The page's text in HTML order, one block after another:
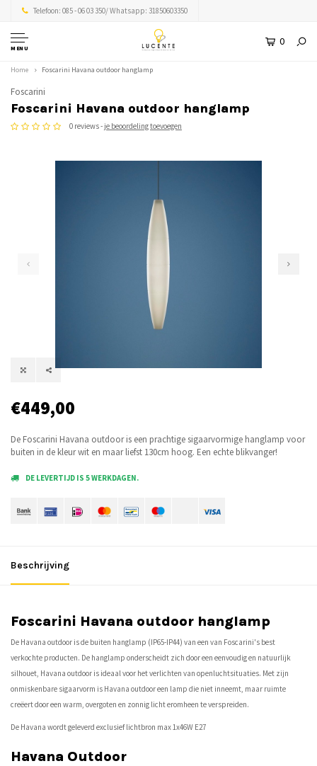
Telefoon: 085 - 06 03 350/ Whatsapp: 31850603350
MENU
0
Home Foscarini Havana outdoor hanglamp
Foscarini
Foscarini Havana outdoor hanglamp
0 reviews - je beoordeling toevoegen
€449,00
De Foscarini Havana outdoor is een prachtige sigaarvormige hanglamp voor
buiten in de kleur wit en maar liefst 130cm hoog. Een echte blikvanger!
DE LEVERTIJD IS 5 WERKDAGEN.
Beschrijving
Foscarini Havana outdoor hanglamp
De Havana outdoor is de buiten hanglamp (IP65-IP44) van een van Foscarini's best
verkochte producten. De hanglamp onderscheidt zich door een eenvoudig en natuurlijk
silhouet, Havana outdoor is ideaal voor het verlichten van openluchtsituaties. Met zijn
onmiskenbare sigaarvorm is Havana outdoor een lamp die niet inneemt, maar ruimte
creëert door een warm, overgoten en zonnig licht eromheen te verspreiden.
De Havana wordt geleverd exclusief lichtbron max 1x46W E27
Havana Outdoor